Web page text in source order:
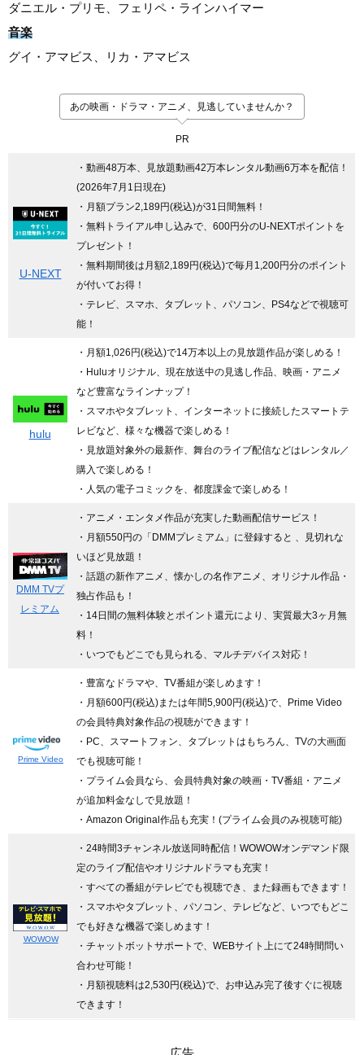
ダニエル・プリモ、フェリペ・ラインハイマー
音楽
グイ・アマビス、リカ・アマビス
あの映画・ドラマ・アニメ、見逃していませんか？
PR
U-NEXT
・動画48万本、見放題動画42万本レンタル動画6万本を配信！
(2026年7月1日現在)
・月額プラン2,189円(税込)が31日間無料！
・無料トライアル申し込みで、600円分のU-NEXTポイントを
プレゼント！
・無料期間後は月額2,189円(税込)で毎月1,200円分のポイント
が付いてお得！
・テレビ、スマホ、タブレット、パソコン、PS4などで視聴可
能！
hulu
・月額1,026円(税込)で14万本以上の見放題作品が楽しめる！
・Huluオリジナル、現在放送中の見逃し作品、映画・アニメ
など豊富なラインナップ！
・スマホやタブレット、インターネットに接続したスマートテ
レビなど、様々な機器で楽しめる！
・見放題対象外の最新作、舞台のライブ配信などはレンタル／
購入で楽しめる！
・人気の電子コミックを、都度課金で楽しめる！
DMM TVプ
レミアム
・アニメ・エンタメ作品が充実した動画配信サービス！
・月額550円の「DMMプレミアム」に登録すると 、見切れな
いほど見放題！
・話題の新作アニメ、懐かしの名作アニメ、オリジナル作品・
独占作品も！
・14日間の無料体験とポイント還元により、実質最大3ヶ月無
料！
・いつでもどこでも見られる、マルチデバイス対応！
Prime Video
・豊富なドラマや、TV番組が楽しめます！
・月額600円(税込)または年間5,900円(税込)で、Prime Video
の会員特典対象作品の視聴ができます！
・PC、スマートフォン、タブレットはもちろん、TVの大画面
でも視聴可能！
・プライム会員なら、会員特典対象の映画・TV番組・アニメ
が追加料金なしで見放題！
・Amazon Original作品も充実！(プライム会員のみ視聴可能)
WOWOW
・24時間3チャンネル放送同時配信 ！WOWOWオンデマンド限
定のライブ配信やオリジナルドラマも充実！
・すべての番組がテレビでも視聴でき、また録画もできます！
・スマホやタブレット、パソコン、テレビなど、いつでもどこ
でも好きな機器で楽しめます！
・チャットボットサポートで、WEBサイト上にて24時間問い
合わせ可能！
・月額視聴料は2,530円(税込)で、お申込み完了後すぐに視聴
できます！